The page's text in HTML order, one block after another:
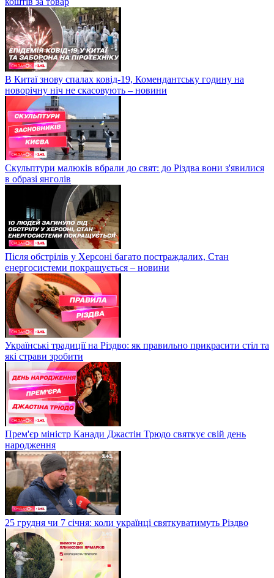
В Китаї знову спалах ковід-19, Комендантську годину на
новорічну ніч не скасовують – новини
Скульптури малюків вбрали до свят: до Різдва вони з'явилися
в образі янголів
Після обстрілів у Херсоні багато постраждалих, Стан
енергосистеми покращується – новини
Українські традиції на Різдво: як правильно прикрасити стіл та
які страви зробити
Прем'єр міністр Канади Джастін Трюдо святкує свій день
народження
25 грудня чи 7 січня: коли українці святкуватимуть Різдво